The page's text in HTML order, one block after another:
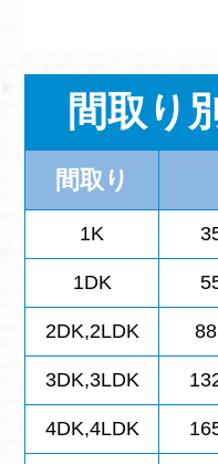
間取り
間取り
1K
1DK
2DK,2LDK
3DK,3LDK
4DK,4LDK